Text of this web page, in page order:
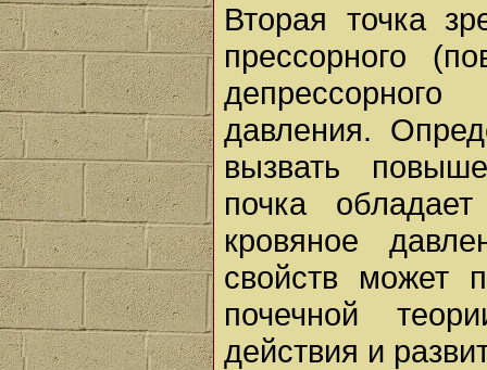
Вторая точка
прессорного
давления.
вызвать
почка
кровяное
свойств может
почечной
действия и